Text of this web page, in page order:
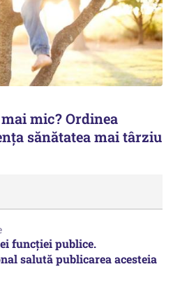
mic? Ordinea
sănătatea mai târziu
funcției publice.
salută publicarea acesteia